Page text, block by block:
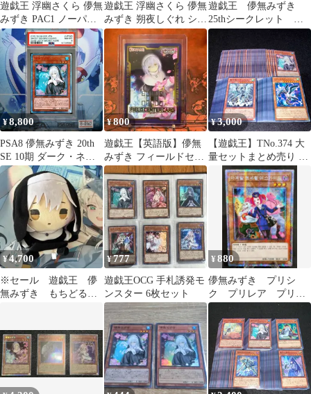
遊戯王 浮幽さくら 儚無
みずき PAC1 ノーパラ
ノーマルパラレル 各30
枚
遊戯王 浮幽さくら 儚無
みずき 朔夜しぐれ シー
クレットレア各50枚計
150枚
遊戯王 儚無みずき
25thシークレット イ
ラスト違い
¥8,800
PSA8 儚無みずき 20th
SE 10期 ダーク・ネオ
ストーム [ DARK
NEOSTORM ] DANE-
JP025 2019 B-0967
¥800
遊戯王【英語版】儚無
みずき フィールドセン
ターカード❗️
¥3,000
【遊戯王】TNo.374 大
量セットまとめ売り 儚
無みずき 嵐征竜テンペ
スト パラレルエクシー
ド 各80枚 計240枚
¥4,700
※セール 遊戯王 儚
無みずき もちどる
¥777
遊戯王OCG 手札誘発モ
ンスター 6枚セット
¥880
儚無みずき プリシ
ク プリレア プリズ
マ 第11期 遊戯王 韓
国版